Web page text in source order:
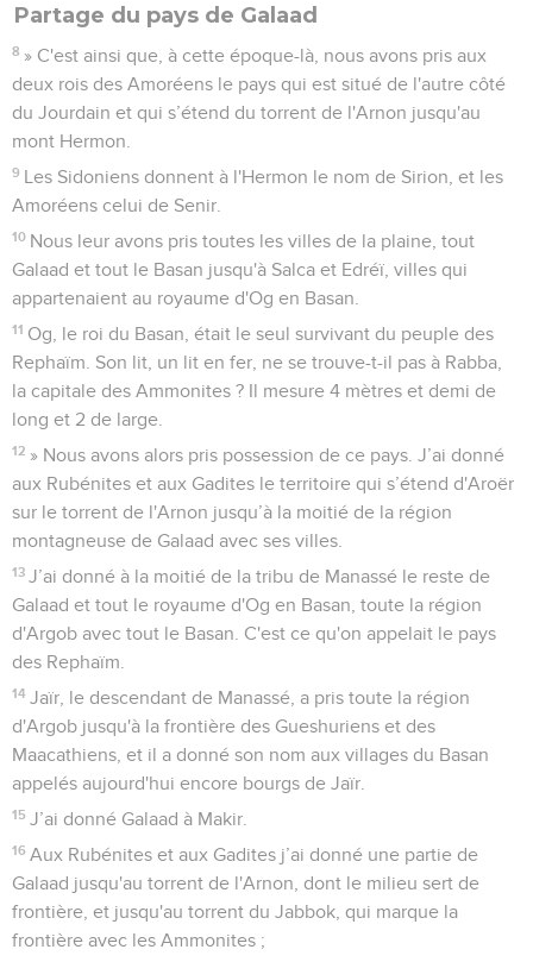
Partage du pays de Galaad
8 » C'est ainsi que, à cette époque-là, nous avons pris aux
deux rois des Amoréens le pays qui est situé de l'autre côté
du Jourdain et qui s’étend du torrent de l'Arnon jusqu'au
mont Hermon.
9 Les Sidoniens donnent à l'Hermon le nom de Sirion, et les
Amoréens celui de Senir.
10 Nous leur avons pris toutes les villes de la plaine, tout
Galaad et tout le Basan jusqu'à Salca et Edréï, villes qui
appartenaient au royaume d'Og en Basan.
11 Og, le roi du Basan, était le seul survivant du peuple des
Rephaïm. Son lit, un lit en fer, ne se trouve-t-il pas à Rabba,
la capitale des Ammonites ? Il mesure 4 mètres et demi de
long et 2 de large.
12 » Nous avons alors pris possession de ce pays. J’ai donné
aux Rubénites et aux Gadites le territoire qui s’étend d'Aroër
sur le torrent de l'Arnon jusqu’à la moitié de la région
montagneuse de Galaad avec ses villes.
13 J’ai donné à la moitié de la tribu de Manassé le reste de
Galaad et tout le royaume d'Og en Basan, toute la région
d'Argob avec tout le Basan. C'est ce qu'on appelait le pays
des Rephaïm.
14 Jaïr, le descendant de Manassé, a pris toute la région
d'Argob jusqu'à la frontière des Gueshuriens et des
Maacathiens, et il a donné son nom aux villages du Basan
appelés aujourd'hui encore bourgs de Jaïr.
15 J’ai donné Galaad à Makir.
16 Aux Rubénites et aux Gadites j’ai donné une partie de
Galaad jusqu'au torrent de l'Arnon, dont le milieu sert de
frontière, et jusqu'au torrent du Jabbok, qui marque la
frontière avec les Ammonites ;